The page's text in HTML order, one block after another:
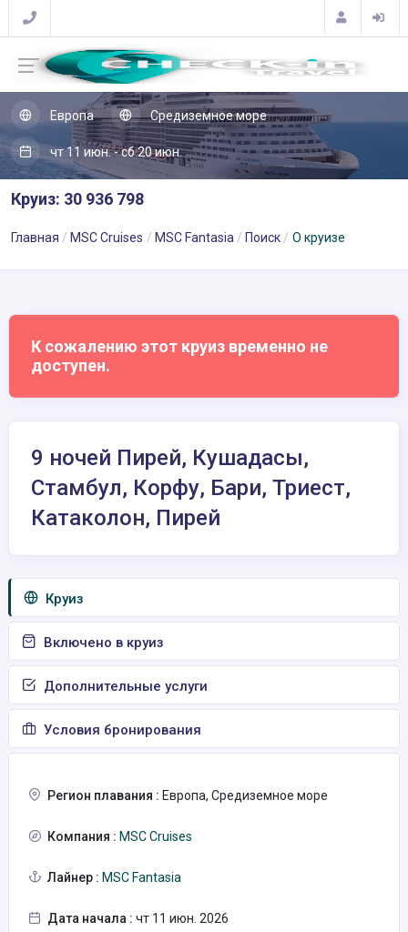
Европа Средиземное море
чт 11 июн. - сб 20 июн.
Круиз: 30 936 798
Главная MSC Cruises MSC Fantasia Поиск О круизе
К сожалению этот круиз временно не
доступен.
9 ночей Пирей, Кушадасы,
Стамбул, Корфу, Бари, Триест,
Катаколон, Пирей
Круиз
Включено в круиз
Дополнительные услуги
Условия бронирования
Регион плавания : Европа, Средиземное море
Компания : MSC Cruises
Лайнер : MSC Fantasia
Дата начала : чт 11 июн. 2026